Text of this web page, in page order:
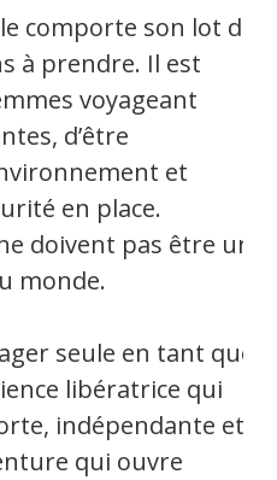
comporte son lot de
à prendre. Il est
voyageant
d’être
et
en place.
doivent pas être un
monde.
seule en tant que
libératrice qui
indépendante et
qui ouvre